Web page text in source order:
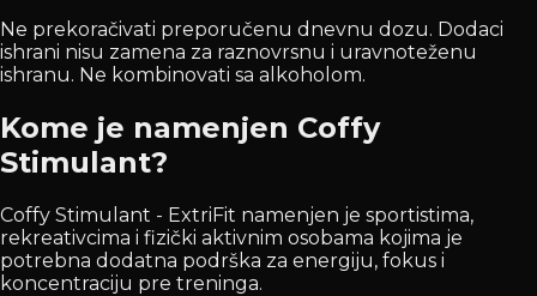
Ne prekoračivati preporučenu dnevnu dozu. Dodaci
ishrani nisu zamena za raznovrsnu i uravnoteženu
ishranu. Ne kombinovati sa alkoholom.
Kome je namenjen Coffy
Stimulant?
Coffy Stimulant - ExtriFit namenjen je sportistima,
rekreativcima i fizički aktivnim osobama kojima je
potrebna dodatna podrška za energiju, fokus i
koncentraciju pre treninga.